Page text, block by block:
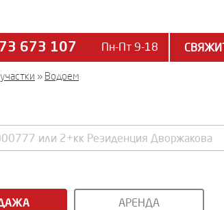
673 107 Пн-Пт 9-18
» Водоем
АРЕНДА